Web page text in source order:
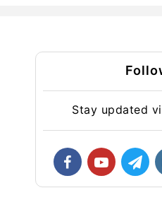
Stay updated